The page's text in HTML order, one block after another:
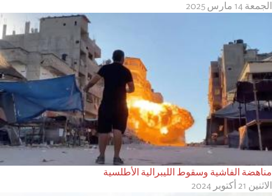
الجمعة 14 مارس 2025
مناهضة الفاشية وسقوط الليبرالية الأطلسية
الاثنين 21 أكتوبر 2024